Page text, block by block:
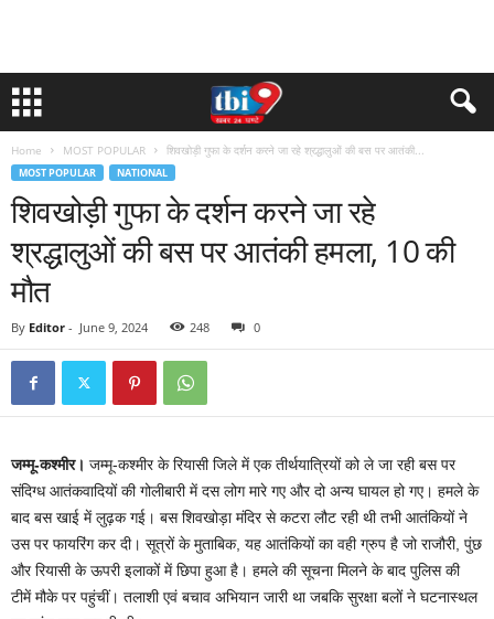
Home MOST POPULAR शिवखोड़ी गुफा के दर्शन करने जा रहे श्रद्धालुओं की बस पर आतंकी...
MOST POPULAR NATIONAL
शिवखोड़ी गुफा के दर्शन करने जा रहे
श्रद्धालुओं की बस पर आतंकी हमला, 10 की
मौत
By Editor - June 9, 2024 248 0
जम्मू-कश्मीर। जम्मू-कश्मीर के रियासी जिले में एक तीर्थयात्रियों को ले जा रही बस पर
संदिग्ध आतंकवादियों की गोलीबारी में दस लोग मारे गए और दो अन्य घायल हो गए। हमले के
बाद बस खाई में लुढ़क गई। बस शिवखोड़ा मंदिर से कटरा लौट रही थी तभी आतंकियों ने
उस पर फायरिंग कर दी। सूत्रों के मुताबिक, यह आतंकियों का वही ग्रुप है जो राजौरी, पुंछ
और रियासी के ऊपरी इलाकों में छिपा हुआ है। हमले की सूचना मिलने के बाद पुलिस की
टीमें मौके पर पहुंचीं। तलाशी एवं बचाव अभियान जारी था जबकि सुरक्षा बलों ने घटनास्थल